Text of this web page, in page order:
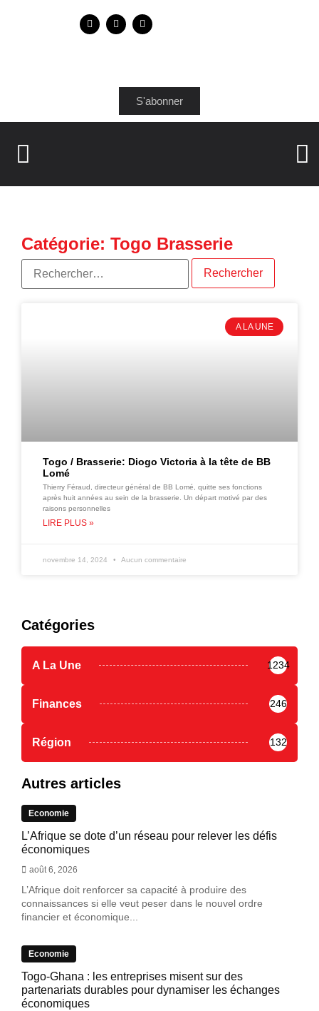
S'abonner
Catégorie: Togo Brasserie
A LA UNE
Togo / Brasserie: Diogo Victoria à la tête de BB
Lomé
Thierry Féraud, directeur général de BB Lomé, quitte ses fonctions
après huit années au sein de la brasserie. Un départ motivé par des
raisons personnelles
LIRE PLUS »
novembre 14, 2024 Aucun commentaire
Catégories
A La Une 1234
Finances 246
Région 132
Autres articles
Economie
L’Afrique se dote d’un réseau pour relever les défis
économiques
août 6, 2026
L’Afrique doit renforcer sa capacité à produire des
connaissances si elle veut peser dans le nouvel ordre
financier et économique...
Economie
Togo-Ghana : les entreprises misent sur des
partenariats durables pour dynamiser les échanges
économiques